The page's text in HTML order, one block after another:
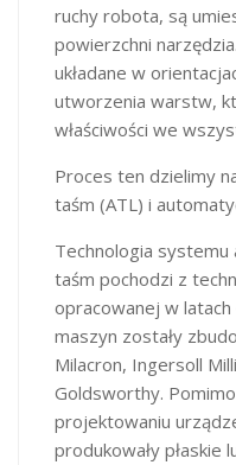
ruchy robota, są
powierzchni
układane w
utworzenia warstw,
właściwości we
Proces ten dzielimy
taśm (ATL) i
Technologia systemu
taśm pochodzi z
opracowanej w
maszyn zostały
Milacron, Ingersoll
Goldsworthy.
projektowaniu
produkowały płaskie